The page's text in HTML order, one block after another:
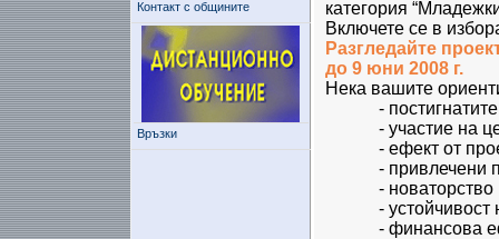
Контакт с общините
Връзки
категория
Включете се в
Разгледайте
до 9 юни 2008 г.
Нека вашите
-
- участие на
- ефект от
- привлечени
-
- устойчивост
- финансова